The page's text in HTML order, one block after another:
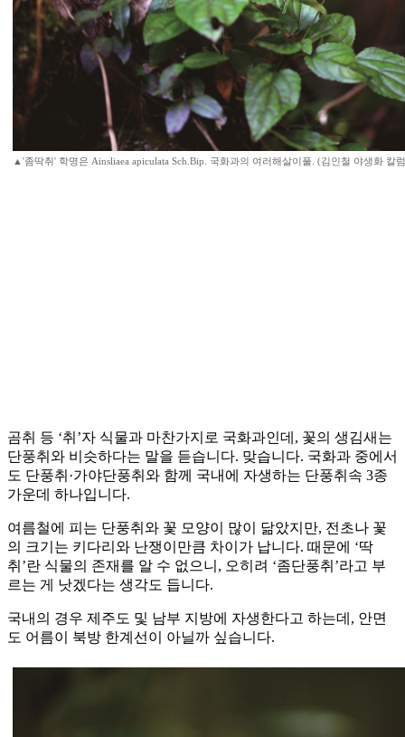
▲'좀딱취' 학명은 Ainsliaea apiculata Sch.Bip. 국화과의 여러해살이풀. (김인철 야생화 칼
곰취 등 ‘취’자 식물과 마찬가지로 국화과인데, 꽃의 생김새는
단풍취와 비슷하다는 말을 듣습니다. 맞습니다. 국화과 중에서
도 단풍취·가야단풍취와 함께 국내에 자생하는 단풍취속 3종
가운데 하나입니다.
여름철에 피는 단풍취와 꽃 모양이 많이 닮았지만, 전초나 꽃
의 크기는 키다리와 난쟁이만큼 차이가 납니다. 때문에 ‘딱
취’란 식물의 존재를 알 수 없으니, 오히려 ‘좀단풍취’라고 부
르는 게 낫겠다는 생각도 듭니다.
국내의 경우 제주도 및 남부 지방에 자생한다고 하는데, 안면
도 어름이 북방 한계선이 아닐까 싶습니다.